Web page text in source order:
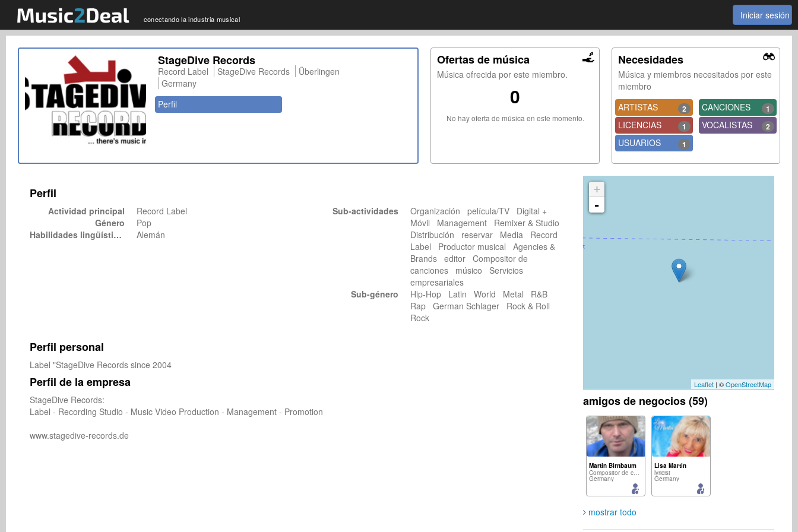
conectando la industria musical Iniciar sesión
StageDive Records
Record Label StageDive Records
Überlingen
Germany
Perfil
Ofertas de música
Música ofrecida por este miembro.
0
No hay oferta de música en este momento.
Necesidades
Música y miembros necesitados por este
miembro
ARTISTAS
2 CANCIONES 1
LICENCIAS 1 VOCALISTAS 2
USUARIOS 1
Perfil
Actividad principal
Record Label
Género
Pop
Habilidades lingüísticas
Alemán
Sub-actividades
Organización película/TV Digital +
Móvil Management Remixer & Studio
Distribución reservar Media Record
Label Productor musical Agencies &
Brands editor Compositor de
canciones músico Servicios
empresariales
Sub-género
Hip-Hop Latin World Metal R&B
Rap German Schlager Rock & Roll
Rock
Perfil personal
Label "StageDive Records since 2004
Perfil de la empresa
StageDive Records:
Label - Recording Studio - Music Video Production - Management - Promotion
www.stagedive-records.de
+
-
Leaflet| ©OpenStreetMap
amigos de negocios (59)
Martin Birnbaum
Compositor de canciones
Germany
Lisa Martin
lyricist
Germany
mostrar todo